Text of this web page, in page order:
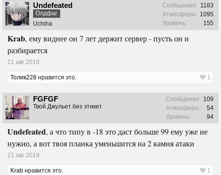
Undefeated
Олдфаг
Uchiha
Сообщения: 1183
Атмосферы: 1095
Уровень:
155
Krab, ему виднее он 7 лет держит сервер - пусть он и
разбирается
21 авг 2019
Толик228 нравится это. 1
FGFGF
Твой Джульет без этикет
Сообщения: 109
Атмосферы:
54
Уровень:
94
Undefeated, а что типу в -18 это даст больше 99 ему уже не
нужно, а вот твоя планка уменьшится на 2 камня атаки
21 авг 2019
Krab нравится это. 1